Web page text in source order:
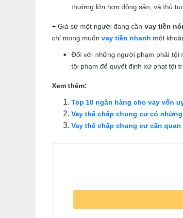
thường lớn hơn động sản, và thủ
+ Giả sử một người đang cần vay tiền
chỉ mong muốn vay tiền nhanh một
Đối với những người phạm phải tội
tội phạm để quyết định xử phạt tội
Xem thêm:
Top 10 ngân hàng cho vay vốn
Vay thế chấp chung cư có
Vay thế chấp chung cư cần quan